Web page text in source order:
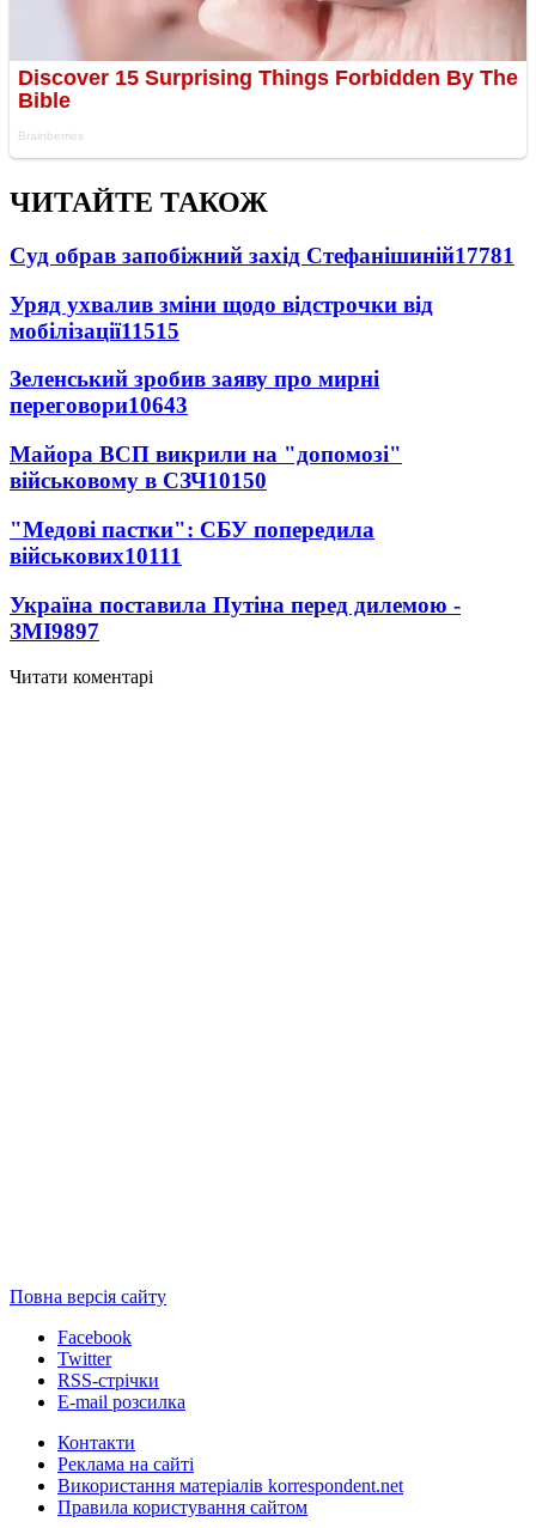
ЧИТАЙТЕ ТАКОЖ
Суд обрав запобіжний захід Стефанішиній17781
Уряд ухвалив зміни щодо відстрочки від
мобілізації11515
Зеленський зробив заяву про мирні
переговори10643
Майора ВСП викрили на "допомозі"
військовому в СЗЧ10150
"Медові пастки": СБУ попередила
військових10111
Україна поставила Путіна перед дилемою -
ЗМІ9897
Читати коментарі
Повна версія сайту
Facebook
Twitter
RSS-стрічки
E-mail розсилка
Контакти
Реклама на сайті
Використання матеріалів korrespondent.net
Правила користування сайтом